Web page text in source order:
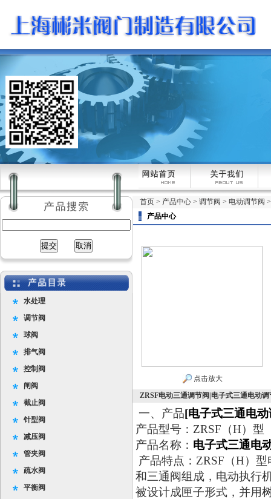
水处理
调节阀
球阀
排气阀
控制阀
闸阀
截止阀
针型阀
减压阀
管夹阀
疏水阀
平衡阀
首页 > 产品中心 > 调节阀 > 电动调节阀
产品中心
点击放大
ZRSF电动三通调节阀|电子式三通电动调
一、产品[电子式三通电
产品型号：ZRSF（H）型
产品名称： 电子式三通电
产品特点：ZRSF（H）
和三通阀组成，电动执行
被设计成匣子形式，并用